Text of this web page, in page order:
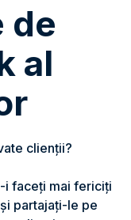
de
al
clienții?
i faceți mai fericiți
partajați-le pe